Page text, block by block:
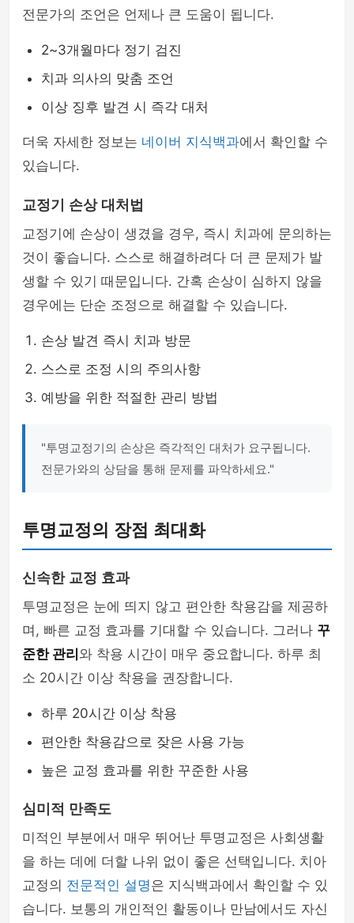
전문가의 조언은 언제나 큰 도움이 됩니다.
2~3개월마다 정기 검진
치과 의사의 맞춤 조언
이상 징후 발견 시 즉각 대처
더욱 자세한 정보는 네이버 지식백과에서 확인할 수
있습니다.
교정기 손상 대처법
교정기에 손상이 생겼을 경우, 즉시 치과에 문의하는
것이 좋습니다. 스스로 해결하려다 더 큰 문제가 발
생할 수 있기 때문입니다. 간혹 손상이 심하지 않을
경우에는 단순 조정으로 해결할 수 있습니다.
손상 발견 즉시 치과 방문
스스로 조정 시의 주의사항
예방을 위한 적절한 관리 방법
"투명교정기의 손상은 즉각적인 대처가 요구됩니다.
전문가와의 상담을 통해 문제를 파악하세요."
투명교정의 장점 최대화
신속한 교정 효과
투명교정은 눈에 띄지 않고 편안한 착용감을 제공하
며, 빠른 교정 효과를 기대할 수 있습니다. 그러나 꾸
준한 관리 와 착용 시간이 매우 중요합니다. 하루 최
소 20시간 이상 착용을 권장합니다.
하루 20시간 이상 착용
편안한 착용감으로 잦은 사용 가능
높은 교정 효과를 위한 꾸준한 사용
심미적 만족도
미적인 부분에서 매우 뛰어난 투명교정은 사회생활
을 하는 데에 더할 나위 없이 좋은 선택입니다. 치아
교정의 전문적인 설명은 지식백과에서 확인할 수 있
습니다. 보통의 개인적인 활동이나 만남에서도 자신